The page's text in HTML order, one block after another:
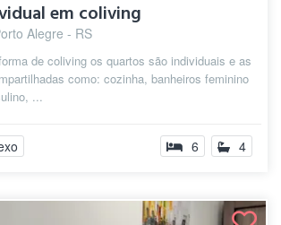
em coliving
Alegre - RS
de coliving os quartos são individuais e as
como: cozinha, banheiros feminino
...
6 4